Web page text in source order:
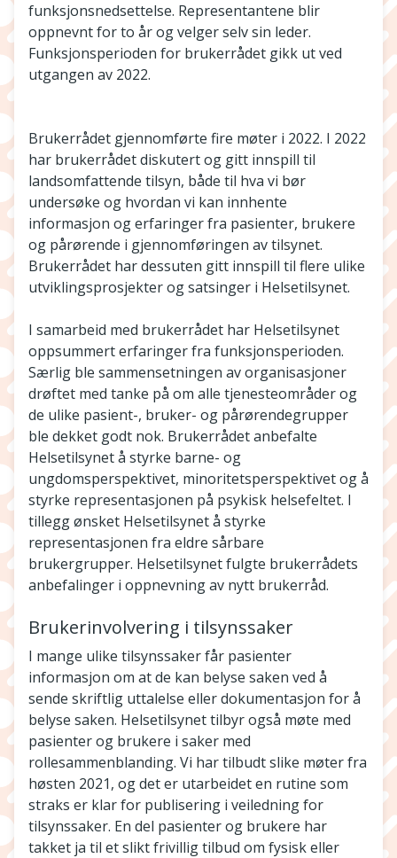
funksjonsnedsettelse. Representantene blir
oppnevnt for to år og velger selv sin leder.
Funksjonsperioden for brukerrådet gikk ut ved
utgangen av 2022.
Brukerrådet gjennomførte fire møter i 2022. I 2022
har brukerrådet diskutert og gitt innspill til
landsomfattende tilsyn, både til hva vi bør
undersøke og hvordan vi kan innhente
informasjon og erfaringer fra pasienter, brukere
og pårørende i gjennomføringen av tilsynet.
Brukerrådet har dessuten gitt innspill til flere ulike
utviklingsprosjekter og satsinger i Helsetilsynet.
I samarbeid med brukerrådet har Helsetilsynet
oppsummert erfaringer fra funksjonsperioden.
Særlig ble sammensetningen av organisasjoner
drøftet med tanke på om alle tjenesteområder og
de ulike pasient-, bruker- og pårørendegrupper
ble dekket godt nok. Brukerrådet anbefalte
Helsetilsynet å styrke barne- og
ungdomsperspektivet, minoritetsperspektivet og å
styrke representasjonen på psykisk helsefeltet. I
tillegg ønsket Helsetilsynet å styrke
representasjonen fra eldre sårbare
brukergrupper. Helsetilsynet fulgte brukerrådets
anbefalinger i oppnevning av nytt brukerråd.
Brukerinvolvering i tilsynssaker
I mange ulike tilsynssaker får pasienter
informasjon om at de kan belyse saken ved å
sende skriftlig uttalelse eller dokumentasjon for å
belyse saken. Helsetilsynet tilbyr også møte med
pasienter og brukere i saker med
rollesammenblanding. Vi har tilbudt slike møter fra
høsten 2021, og det er utarbeidet en rutine som
straks er klar for publisering i veiledning for
tilsynssaker. En del pasienter og brukere har
takket ja til et slikt frivillig tilbud om fysisk eller